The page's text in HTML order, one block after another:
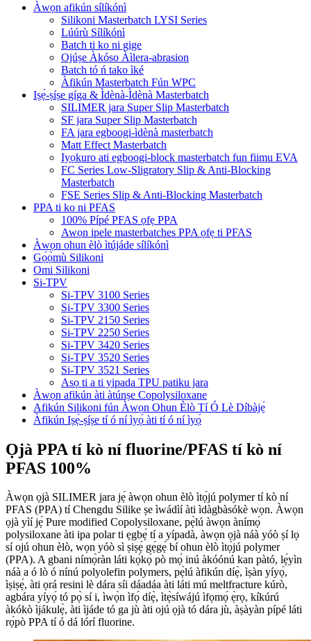
Àwọn afikún sílíkónì
Silikoni Masterbatch LYSI Series
Lúúrù Sílíkónì
Batch ti ko ni gige
Ojúṣe Àkóso Àìlera-abrasion
Batch tó ń tako ìké
Àfikún Masterbatch Fún WPC
Iṣẹ́-ṣíṣe gíga & Ìdènà-Ìdènà Masterbatch
SILIMER jara Super Slip Masterbatch
SF jara Super Slip Masterbatch
FA jara egboogi-ìdènà masterbatch
Matt Effect Masterbatch
Iyọkuro ati egboogi-block masterbatch fun fiimu EVA
FC Series Low-Sligratory Slip & Anti-Blocking
Masterbatch
FSE Series Slip & Anti-Blocking Masterbatch
PPA ti ko ni PFAS
100% Pípé PFAS ọfẹ PPA
Awọn ipele masterbatches PPA ọfẹ ti PFAS
Àwọn ohun èlò ìtújáde sílíkónì
Gọ́ọ̀mù Silikoni
Omi Silikoni
Si-TPV
Si-TPV 3100 Series
Si-TPV 3300 Series
Si-TPV 2150 Series
Si-TPV 2250 Series
Si-TPV 3420 Series
Si-TPV 3520 Series
Si-TPV 3521 Series
Asọ ti a ti yipada TPU patiku jara
Àwọn afikún àti àtúnṣe Copolysiloxane
Afikún Silikoni fún Àwọn Ohun Èlò Tí Ó Lè Díbàjẹ́
Àfikún Iṣẹ́-ṣíṣe tí ó ní ìyọ́ àti tí ó ní ìyọ́
Ọjà PPA tí kò ní fluorine/PFAS tí kò ní
PFAS 100%
Àwọn ọjà SILIMER jara jẹ́ àwọn ohun èlò ìtọ́jú polymer tí kò ní
PFAS (PPA) tí Chengdu Silike ṣe ìwádìí àti ìdàgbàsókè wọn. Àwọn
ọjà yìí jẹ́ Pure modified Copolysiloxane, pẹ̀lú àwọn ànímọ́
polysiloxane àti ipa polar ti ẹgbẹ́ tí a yípadà, àwọn ọjà náà yóò ṣí lọ
sí ojú ohun èlò, wọn yóò sì ṣiṣẹ́ gẹ́gẹ́ bí ohun èlò ìtọ́jú polymer
(PPA). A gbani nímọ̀ràn láti kọ́kọ́ pò mọ́ inú àkóónú kan pàtó, lẹ́yìn
náà a ó lò ó nínú polyolefin polymers, pẹ̀lú àfikún díẹ̀, ìṣàn yíyọ́,
ìṣiṣẹ́, àti ọrá resini lè dára síi dáadáa àti láti mú meltfracture kúrò,
agbára yíyọ́ tó pọ̀ sí i, ìwọ̀n ìfọ́ díẹ̀, ìtẹ̀síwájú ìfọmọ́ ẹ̀rọ, kíkúrú
àkókò ìjákulẹ̀, àti ìjáde tó ga jù àti ojú ọjà tó dára jù, àṣàyàn pípé láti
rọ́pò PPA tí ó dá lórí fluorine.